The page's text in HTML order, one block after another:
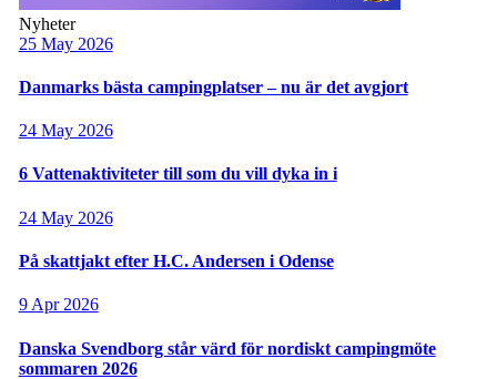
Nyheter
25 May 2026
Danmarks bästa campingplatser – nu är det avgjort
24 May 2026
6 Vattenaktiviteter till som du vill dyka in i
24 May 2026
På skattjakt efter H.C. Andersen i Odense
9 Apr 2026
Danska Svendborg står värd för nordiskt campingmöte
sommaren 2026